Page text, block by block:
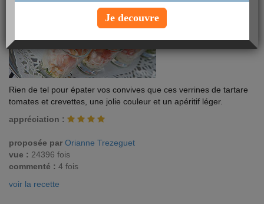
Rien de tel pour épater vos convives que ces verrines de tartare
tomates et crevettes, une jolie couleur et un apéritif léger.
appréciation :
proposée par Orianne Trezeguet
vue : 24396 fois
commenté : 4 fois
voir la recette
Je decouvre